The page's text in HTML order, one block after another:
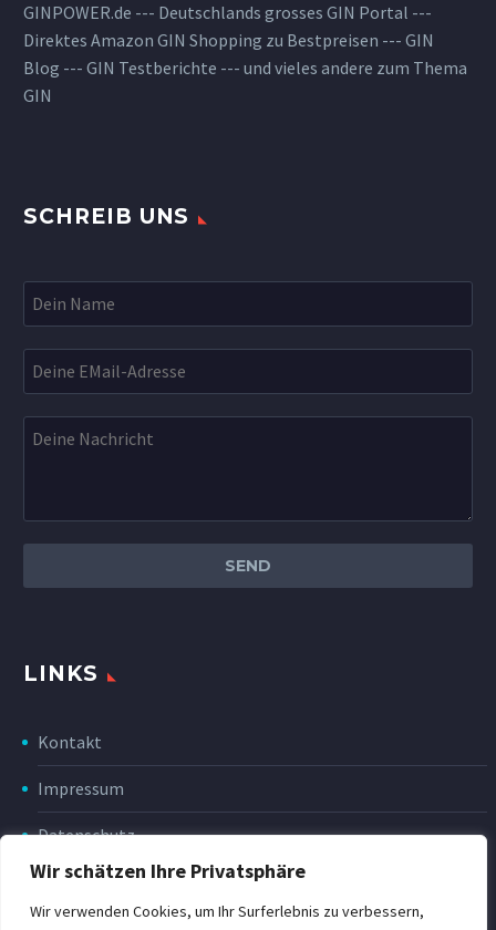
Wir schätzen Ihre Privatsphäre
Wir verwenden Cookies, um Ihr Surferlebnis zu verbessern,
GINPOWER.de --- Deutschlands grosses GIN Portal ---
Direktes Amazon GIN Shopping zu Bestpreisen --- GIN
Blog --- GIN Testberichte --- und vieles andere zum Thema
GIN
SCHREIB UNS
LINKS
Kontakt
Impressum
Datenschutz
Disclaimer